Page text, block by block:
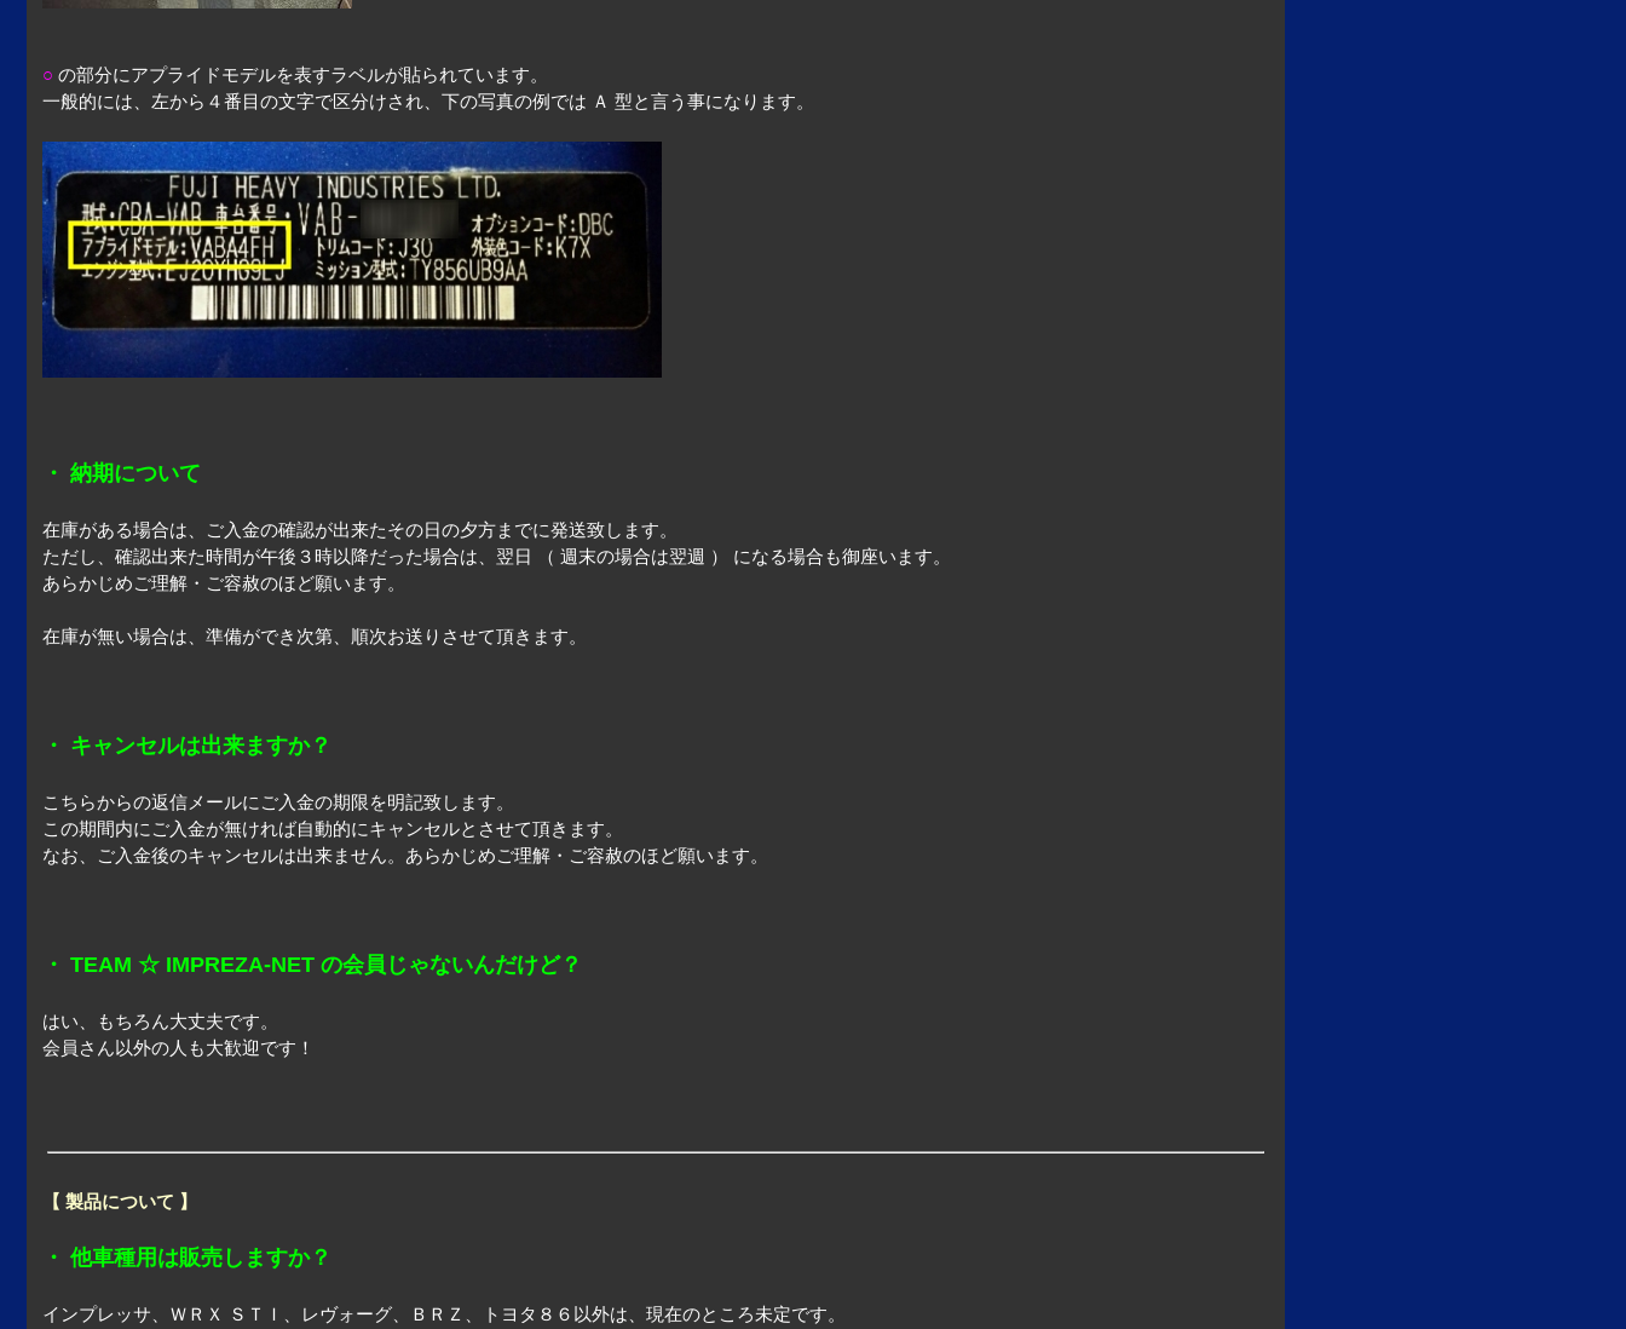
○ の部分にアプライドモデルを表すラベルが貼られています。
一般的には、左から４番目の文字で区分けされ、下の写真の例では Ａ 型と言う事になります。
・ 納期について
在庫がある場合は、ご入金の確認が出来たその日の夕方までに発送致します。
ただし、確認出来た時間が午後３時以降だった場合は、翌日 （ 週末の場合は翌週 ） になる場合も御座います。
あらかじめご理解・ご容赦のほど願います。
在庫が無い場合は、準備ができ次第、順次お送りさせて頂きます。
・ キャンセルは出来ますか？
こちらからの返信メールにご入金の期限を明記致します。
この期間内にご入金が無ければ自動的にキャンセルとさせて頂きます。
なお、ご入金後のキャンセルは出来ません。あらかじめご理解・ご容赦のほど願います。
・ TEAM ☆ IMPREZA-NET の会員じゃないんだけど？
はい、もちろん大丈夫です。
会員さん以外の人も大歓迎です！
【 製品について 】
・ 他車種用は販売しますか？
インプレッサ、ＷＲＸ ＳＴＩ、レヴォーグ、ＢＲＺ、トヨタ８６以外は、現在のところ未定です。